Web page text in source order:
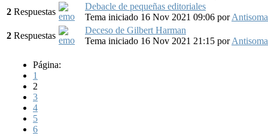
2 Respuestas
Debacle de pequeñas editoriales
Tema iniciado 16 Nov 2021 09:06 porAntisoma
2 Respuestas
Deceso de Gilbert Harman
Tema iniciado 16 Nov 2021 21:15 porAntisoma
Página:
1
2
3
4
5
6